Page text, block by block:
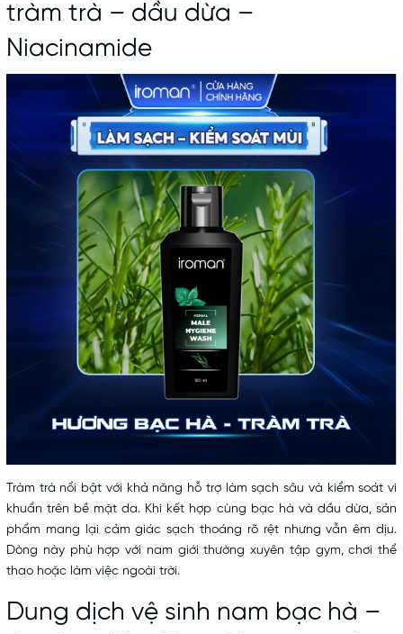
tràm trà – dầu dừa –
Niacinamide
Tràm trà nổi bật với khả năng hỗ trợ làm sạch sâu và kiểm soát vi
khuẩn trên bề mặt da. Khi kết hợp cùng bạc hà và dầu dừa, sản
phẩm mang lại cảm giác sạch thoáng rõ rệt nhưng vẫn êm dịu.
Dòng này phù hợp với nam giới thường xuyên tập gym, chơi thể
thao hoặc làm việc ngoài trời.
Dung dịch vệ sinh nam bạc hà –